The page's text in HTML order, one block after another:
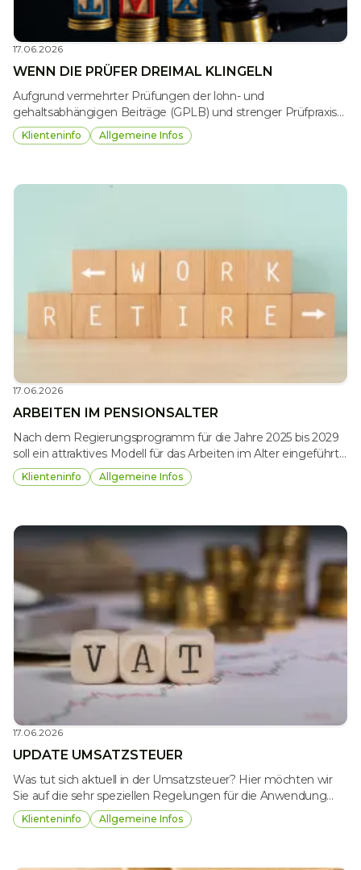
17.06.2026
WENN DIE PRÜFER DREIMAL KLINGELN
Aufgrund vermehrter Prüfungen der lohn- und
gehaltsabhängigen Beiträge (GPLB) und strenger Prüfpraxis
dürfen wir Sie auf folgende ausgewählte Themen hinweisen:
Klienteninfo Allgemeine Infos
17.06.2026
ARBEITEN IM PENSIONSALTER
Nach dem Regierungsprogramm für die Jahre 2025 bis 2029
soll ein attraktives Modell für das Arbeiten im Alter eingeführt
werden, um die Beschäftigungsquote der Älteren zu erhöhen
sowie das tatsächliche Pensionsantrittsalter anzuheben. Dazu
einen ersten Überblick.
Klienteninfo Allgemeine Infos
17.06.2026
UPDATE UMSATZSTEUER
Was tut sich aktuell in der Umsatzsteuer? Hier möchten wir
Sie auf die sehr speziellen Regelungen für die Anwendung
des ermäßigten Steuersatzes von 4,9 % für ausgewählte
Lebensmittel ab dem 1.7.2026 und auf die rechtzeitige
Klienteninfo Allgemeine Infos